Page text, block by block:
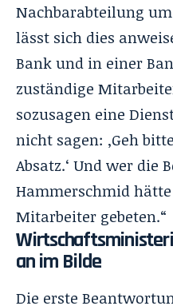
Nachbarabteilung
lässt sich dies
Bank und in einer
zuständige
sozusagen eine
nicht sagen: ‚Geh
Absatz.‘ Und wer die
Hammerschmid
Mitarbeiter gebeten.“
an im Bilde
Die erste